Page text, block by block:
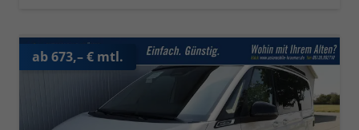
ab 673,– € mtl.